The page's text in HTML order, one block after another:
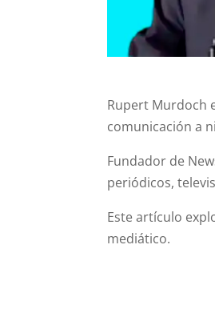
Rupert Murdoch
comunicación a
Fundador de
periódicos,
Este artículo
mediático.